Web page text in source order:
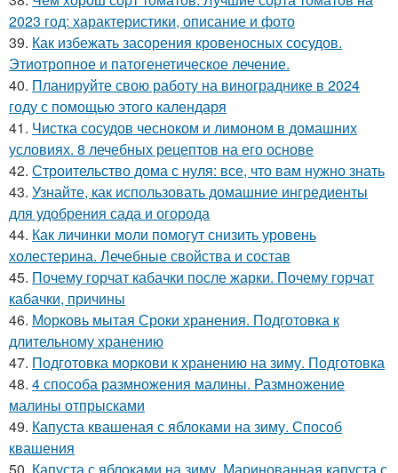
2023 год: характеристики, описание и фото
39. Как избежать засорения кровеносных сосудов.
Этиотропное и патогенетическое лечение.
40. Планируйте свою работу на винограднике в 2024
году с помощью этого календаря
41. Чистка сосудов чесноком и лимоном в домашних
условиях. 8 лечебных рецептов на его основе
42. Строительство дома с нуля: все, что вам нужно знать
43. Узнайте, как использовать домашние ингредиенты
для удобрения сада и огорода
44. Как личинки моли помогут снизить уровень
холестерина. Лечебные свойства и состав
45. Почему горчат кабачки после жарки. Почему горчат
кабачки, причины
46. Морковь мытая Сроки хранения. Подготовка к
длительному хранению
47. Подготовка моркови к хранению на зиму. Подготовка
48. 4 способа размножения малины. Размножение
малины отпрысками
49. Капуста квашеная с яблоками на зиму. Способ
квашения